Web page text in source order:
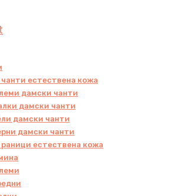
естествена кожа
дамски чанти
дамски чанти
дамски чанти
дамски чанти
естествена кожа